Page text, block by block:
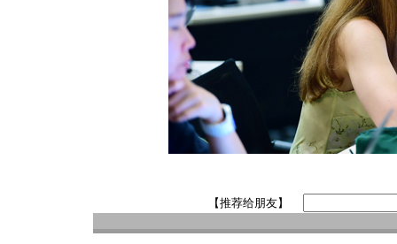
【推荐给朋友】